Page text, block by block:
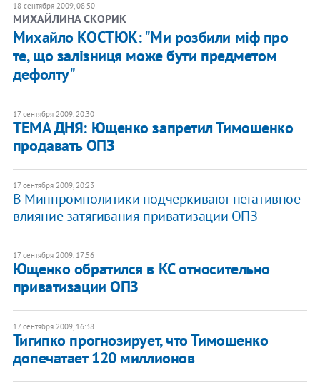
18 сентября 2009, 08:50
МИХАЙЛИНА СКОРИК
Михайло КОСТЮК: "Ми розбили міф про
те, що залізниця може бути предметом
дефолту"
17 сентября 2009, 20:30
ТЕМА ДНЯ: Ющенко запретил Тимошенко
продавать ОПЗ
17 сентября 2009, 20:23
В Минпромполитики подчеркивают негативное
влияние затягивания приватизации ОПЗ
17 сентября 2009, 17:56
Ющенко обратился в КС относительно
приватизации ОПЗ
17 сентября 2009, 16:38
Тигипко прогнозирует, что Тимошенко
допечатает 120 миллионов